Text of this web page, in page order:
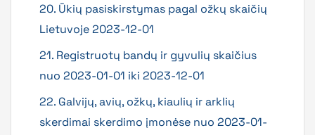
20. Ūkių pasiskirstymas pagal ožkų skaičių
Lietuvoje 2023-12-01
21. Registruotų bandų ir gyvulių skaičius
nuo 2023-01-01 iki 2023-12-01
22. Galvijų, avių, ožkų, kiaulių ir arklių
skerdimai skerdimo įmonėse nuo 2023-01-